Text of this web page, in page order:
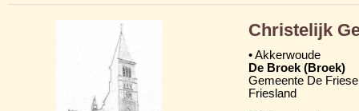
Christelijk
• Akkerwoude
De Broek (Broek)
Gemeente De
Friesland